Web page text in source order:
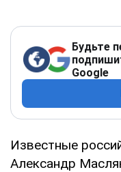
Будьте
Google
Известные
Александр